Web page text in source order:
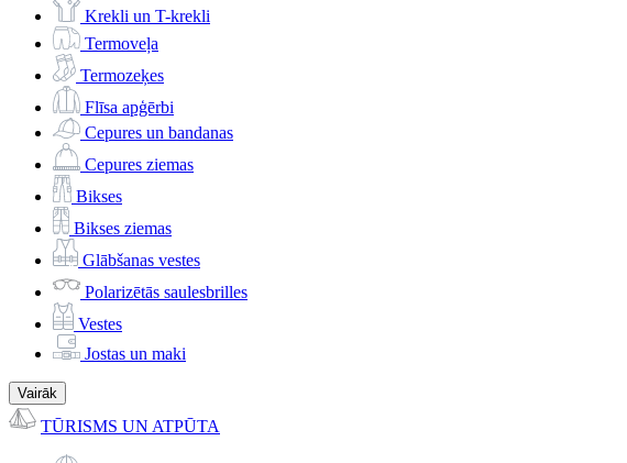
Krekli un T-krekli
Termoveļa
Termozeķes
Flīsa apģērbi
Cepures un bandanas
Cepures ziemas
Bikses
Bikses ziemas
Glābšanas vestes
Polarizētās saulesbrilles
Vestes
Jostas un maki
Vairāk
TŪRISMS UN ATPŪTA